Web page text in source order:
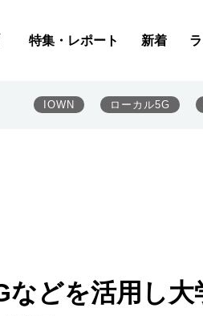
特集・レポート 新着
IOWN ローカル5G
などを活用し